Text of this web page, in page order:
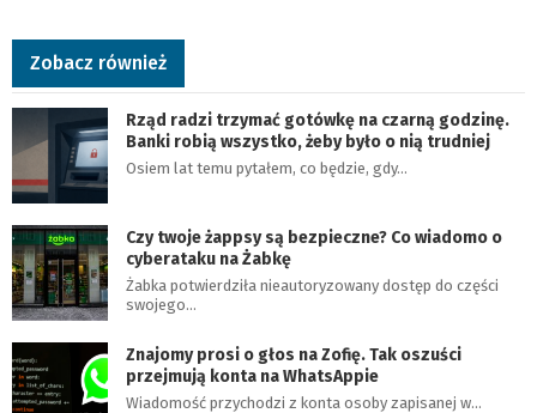
Zobacz również
Rząd radzi trzymać gotówkę na czarną godzinę.
Banki robią wszystko, żeby było o nią trudniej
Osiem lat temu pytałem, co będzie, gdy…
Czy twoje żappsy są bezpieczne? Co wiadomo o
cyberataku na Żabkę
Żabka potwierdziła nieautoryzowany dostęp do części
swojego…
Znajomy prosi o głos na Zofię. Tak oszuści
przejmują konta na WhatsAppie
Wiadomość przychodzi z konta osoby zapisanej w…